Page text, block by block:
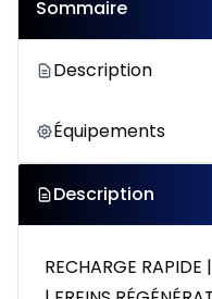
Sommaire
Description
Équipements
Description
RECHARGE